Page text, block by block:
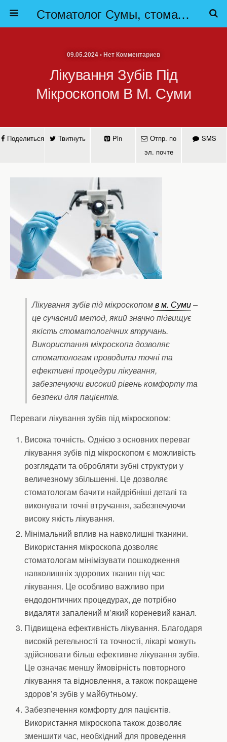
Стоматолог Сумы, стоматологические клиники Сумы, детская стоматология в Сумах. | Частная стоматология Сумы
09.05.2024 • Нет Комментариев
Лікування Зубів Під
Мікроскопом В М. Суми
Поделиться Твитнуть Pin
Отпр. по
эл. почте
SMS
Лікування зубів під мікроскопомв м. Суми–
це сучасний метод, який значно підвищує
якість стоматологічних втручань.
Використання мікроскопа дозволяє
стоматологам проводити точні та
ефективні процедури лікування,
забезпечуючи високий рівень комфорту та
безпеки для пацієнтів.
Переваги лікування зубів під мікроскопом:
Висока точність. Однією з основних переваг
лікування зубів під мікроскопом є можливість
розглядати та обробляти зубні структури у
величезному збільшенні. Це дозволяє
стоматологам бачити найдрібніші деталі та
виконувати точні втручання, забезпечуючи
високу якість лікування.
Мінімальний вплив на навколишні тканини.
Використання мікроскопа дозволяє
стоматологам мінімізувати пошкодження
навколишніх здорових тканин під час
лікування. Це особливо важливо при
ендодонтичних процедурах, де потрібно
видаляти запалений м’який кореневий канал.
Підвищена ефективність лікування. Благодаря
високій ретельності та точності, лікарі можуть
здійснювати більш ефективне лікування зубів.
Це означає меншу ймовірність повторного
лікування та відновлення, а також покращене
здоров’я зубів у майбутньому.
Забезпечення комфорту для пацієнтів.
Використання мікроскопа також дозволяє
зменшити час, необхідний для проведення